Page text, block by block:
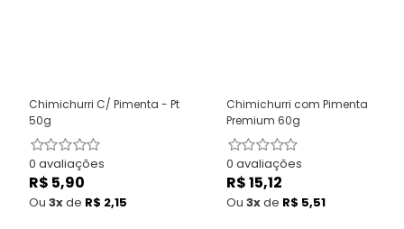
Chimichurri C/ Pimenta - Pt
50g
0 avaliações
Preço
normal
R$ 5,90
Ou 3xde R$ 2,15
Chimichurri com Pimenta
Premium 60g
0 avaliações
Preço
normal
R$ 15,12
Ou 3xde R$ 5,51